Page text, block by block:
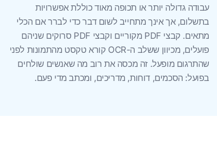
עבודה גדולה יותר או תכופה מאוד כוללת אפשרויות
בתשלום, אך אינך מתחייב לשום דבר כדי לברר אם הכלי
מתאים. קבצי PDF מקוריים וקבצי PDF סרוקים שניהם
פועלים, מכיוון ששלב ה-OCR קורא טקסט מהתמונות לפני
שהתרגום מופעל. זה מכסה את רוב מה שאנשים שולחים
בפועל: הסכמים, דוחות, מדריכים, ומכתב מדי פעם.